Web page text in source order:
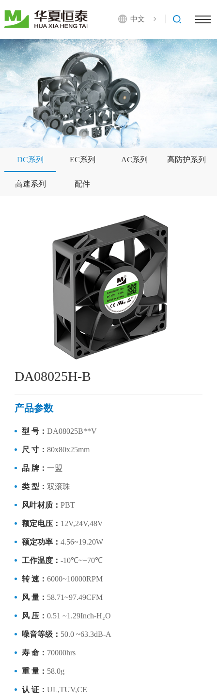
中文
DC系列 EC系列 AC系列 高防护系列
高速系列 配件
DA08025H-B
产品参数
型 号：DA08025B**V
尺 寸：80x80x25mm
品 牌：一盟
类 型：双滚珠
风叶材质：PBT
额定电压： 12V,24V,48V
额定功率：4.56~19.20W
工作温度：-10℃~+70℃
转 速：6000~10000RPM
风 量： 58.71~97.49CFM
风 压：0.51 ~1.29Inch-H₂O
噪音等级： 50.0 ~63.3dB-A
寿 命： 70000hrs
重 量： 58.0g
认 证：UL,TUV,CE